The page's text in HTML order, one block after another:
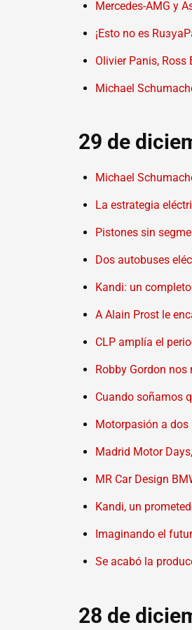
Mercedes-AMG y
¡Esto no es
Olivier Panis,
Michael
29 de
Michael
La estrategia
Pistones sin
Dos autobuses
Kandi: un
A Alain Prost le
CLP amplía el
Robby Gordon
Cuando soñamos
Motorpasión a dos
Madrid Motor
MR Car Design
Kandi, un
Imaginando el
Se acabó la
28 de